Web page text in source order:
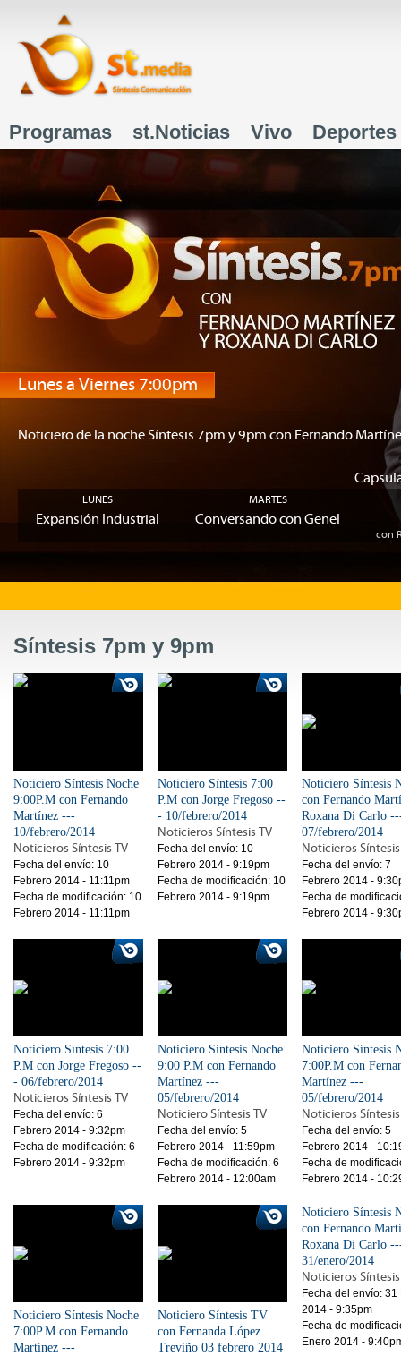
Menú principal
Programas st.Noticias Vivo Deportes
Lunes a Viernes 7:00pm
Noticiero de la noche Síntesis 7pm y 9pm con Fernando
LUNES MARTES
Expansión Industrial Conversando con Genel
con
Síntesis 7pm y 9pm
Noticiero Síntesis Noche
9:00P.M con Fernando
Martínez ---
10/febrero/2014
Noticieros Síntesis TV
Fecha del envío: 10
Febrero 2014 - 11:11pm
Fecha de modificación: 10
Febrero 2014 - 11:11pm
Noticiero Síntesis 7:00
P.M con Jorge Fregoso --
- 10/febrero/2014
Noticieros Síntesis TV
Fecha del envío: 10
Febrero 2014 - 9:19pm
Fecha de modificación: 10
Febrero 2014 - 9:19pm
Noticiero Síntesis
con Fernando
Roxana Di Carlo
07/febrero/2014
Noticieros Síntesis
Fecha del envío: 7
Febrero 2014 -
Fecha de
Febrero 2014 -
Noticiero Síntesis 7:00
P.M con Jorge Fregoso --
- 06/febrero/2014
Noticieros Síntesis TV
Fecha del envío: 6
Febrero 2014 - 9:32pm
Fecha de modificación: 6
Febrero 2014 - 9:32pm
Noticiero Síntesis Noche
9:00 P.M con Fernando
Martínez ---
05/febrero/2014
Noticiero Síntesis TV
Fecha del envío: 5
Febrero 2014 - 11:59pm
Fecha de modificación: 6
Febrero 2014 - 12:00am
Noticiero Síntesis
7:00P.M con
Martínez ---
05/febrero/2014
Noticieros Síntesis
Fecha del envío: 5
Febrero 2014 -
Fecha de
Febrero 2014 -
Noticiero Síntesis Noche
7:00P.M con Fernando
Martínez ---
Noticiero Síntesis TV
con Fernanda López
Treviño 03 febrero 2014
Noticiero Síntesis
con Fernando
Roxana Di Carlo
31/enero/2014
Noticieros Síntesis
Fecha del envío: 31
2014 - 9:35pm
Fecha de
Enero 2014 -